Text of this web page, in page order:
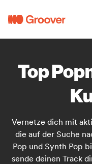
Top
Vernetze dich mit
die auf der Suche
Pop und Synth Pop
sende deinen Track